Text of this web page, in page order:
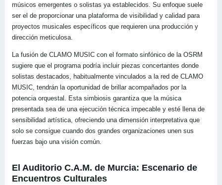
músicos emergentes o solistas ya establecidos. Su enfoque suele
ser el de proporcionar una plataforma de visibilidad y calidad para
proyectos musicales específicos que requieren una producción y
dirección meticulosa.
La fusión de CLAMO MUSIC con el formato sinfónico de la OSRM
sugiere que el programa podría incluir piezas concertantes donde
solistas destacados, habitualmente vinculados a la red de CLAMO
MUSIC, tendrán la oportunidad de brillar acompañados por la
potencia orquestal. Esta simbiosis garantiza que la música
presentada sea de una ejecución técnica impecable y esté llena de
sensibilidad artística, ofreciendo una dimensión interpretativa que
solo se consigue cuando dos grandes organizaciones unen sus
fuerzas bajo una visión común.
El Auditorio C.A.M. de Murcia: Escenario de
Encuentros Culturales